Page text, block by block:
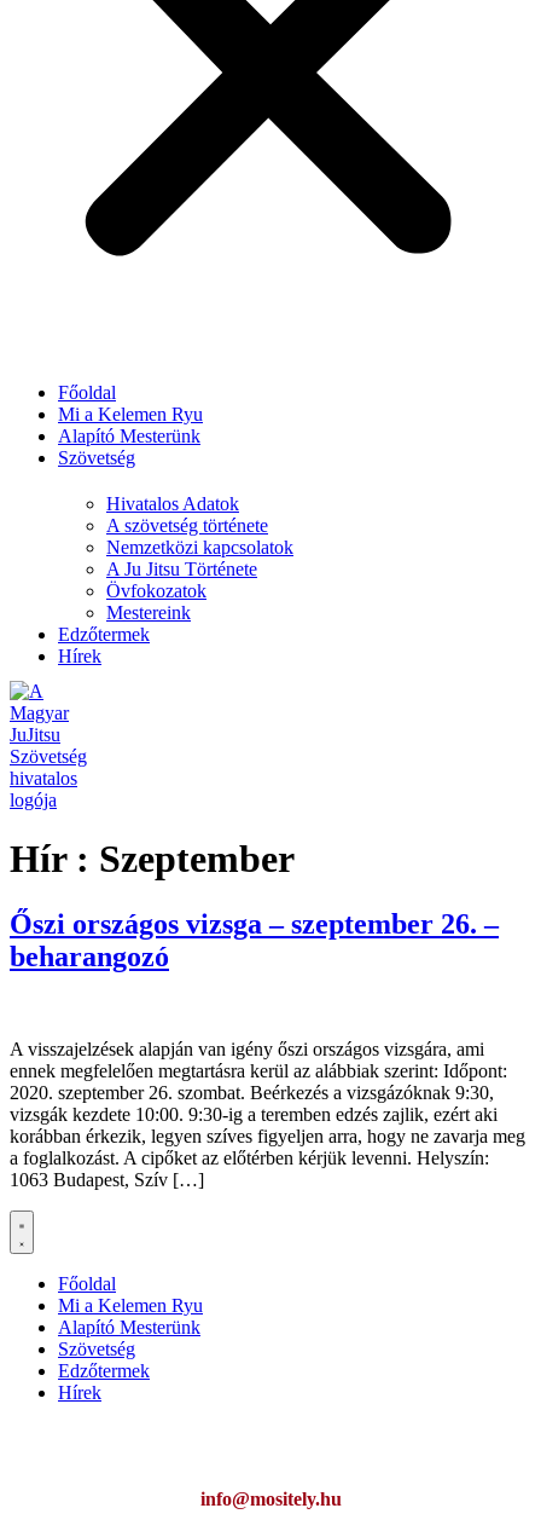
Főoldal
Mi a Kelemen Ryu
Alapító Mesterünk
Szövetség
Hivatalos Adatok
A szövetség története
Nemzetközi kapcsolatok
A Ju Jitsu Története
Övfokozatok
Mestereink
Edzőtermek
Hírek
Hír : Szeptember
Őszi országos vizsga – szeptember 26. –
beharangozó
A visszajelzések alapján van igény őszi országos vizsgára, ami
ennek megfelelően megtartásra kerül az alábbiak szerint: Időpont:
2020. szeptember 26. szombat. Beérkezés a vizsgázóknak 9:30,
vizsgák kezdete 10:00. 9:30-ig a teremben edzés zajlik, ezért aki
korábban érkezik, legyen szíves figyeljen arra, hogy ne zavarja meg
a foglalkozást. A cipőket az előtérben kérjük levenni. Helyszín:
1063 Budapest, Szív […]
Főoldal
Mi a Kelemen Ryu
Alapító Mesterünk
Szövetség
Edzőtermek
Hírek
info@mositely.hu